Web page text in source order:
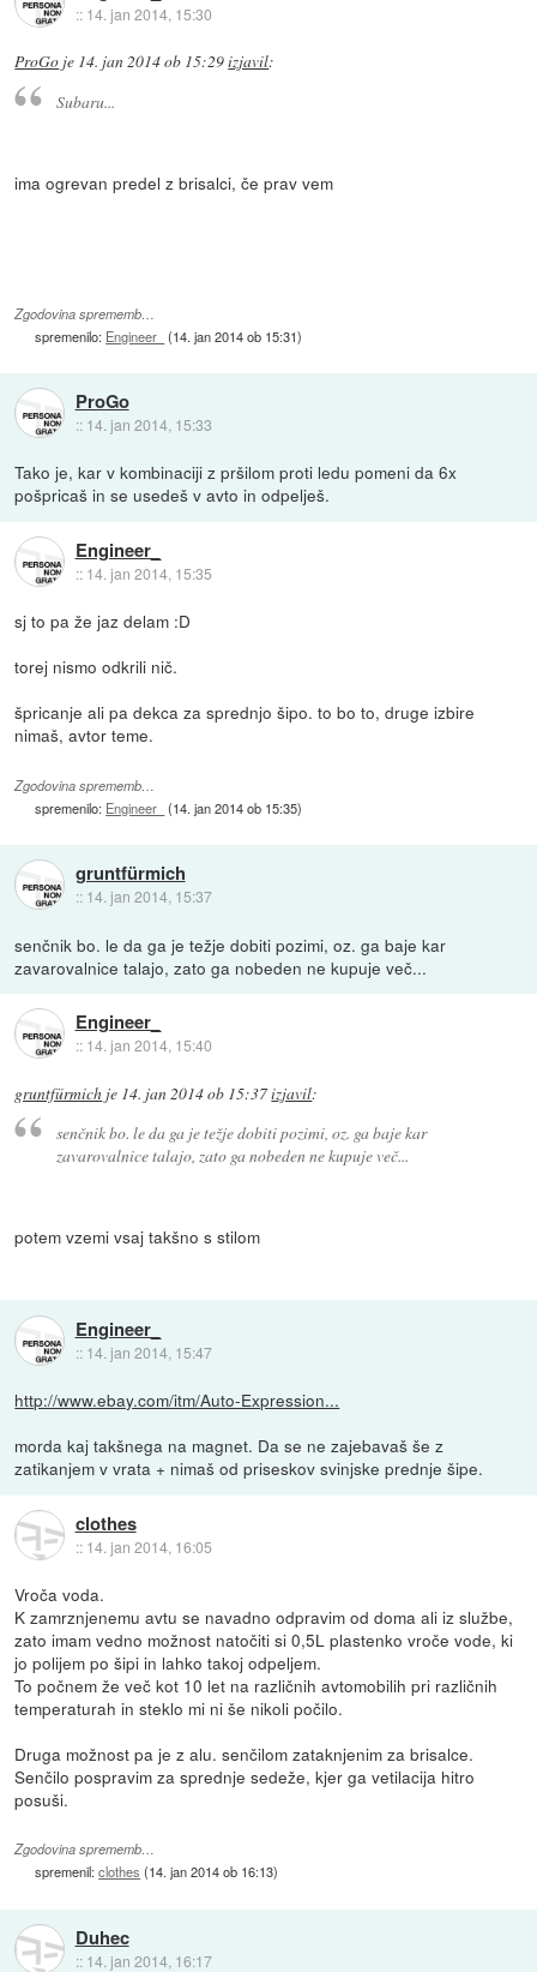
:: 14. jan 2014, 15:30
ProGo je 14. jan 2014 ob 15:29izjavil:
Subaru...
ima ogrevan predel z brisalci, če prav vem
Zgodovina sprememb…
spremenilo: Engineer_ (14. jan 2014 ob 15:31)
ProGo
:: 14. jan 2014, 15:33
Tako je, kar v kombinaciji z pršilom proti ledu pomeni da 6x
pošpricaš in se usedeš v avto in odpelješ.
Engineer_
:: 14. jan 2014, 15:35
sj to pa že jaz delam :D
torej nismo odkrili nič.
špricanje ali pa dekca za sprednjo šipo. to bo to, druge izbire
nimaš, avtor teme.
Zgodovina sprememb…
spremenilo: Engineer_ (14. jan 2014 ob 15:35)
gruntfürmich
:: 14. jan 2014, 15:37
senčnik bo. le da ga je težje dobiti pozimi, oz. ga baje kar
zavarovalnice talajo, zato ga nobeden ne kupuje več...
Engineer_
:: 14. jan 2014, 15:40
gruntfürmich je 14. jan 2014 ob 15:37izjavil:
senčnik bo. le da ga je težje dobiti pozimi, oz. ga baje kar
zavarovalnice talajo, zato ga nobeden ne kupuje več...
potem vzemi vsaj takšno s stilom
Engineer_
:: 14. jan 2014, 15:47
http://www.ebay.com/itm/Auto-Expression...
morda kaj takšnega na magnet. Da se ne zajebavaš še z
zatikanjem v vrata + nimaš od priseskov svinjske prednje šipe.
clothes
:: 14. jan 2014, 16:05
Vroča voda.
K zamrznjenemu avtu se navadno odpravim od doma ali iz službe,
zato imam vedno možnost natočiti si 0,5L plastenko vroče vode, ki
jo polijem po šipi in lahko takoj odpeljem.
To počnem že več kot 10 let na različnih avtomobilih pri različnih
temperaturah in steklo mi ni še nikoli počilo.
Druga možnost pa je z alu. senčilom zataknjenim za brisalce.
Senčilo pospravim za sprednje sedeže, kjer ga vetilacija hitro
posuši.
Zgodovina sprememb…
spremenil:clothes (14. jan 2014 ob 16:13)
Duhec
:: 14. jan 2014, 16:17